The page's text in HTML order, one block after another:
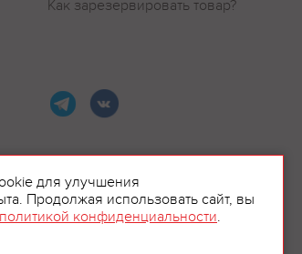
Как зарезервировать товар?
для улучшения
Продолжая использовать сайт, вы
политикой конфиденциальности.